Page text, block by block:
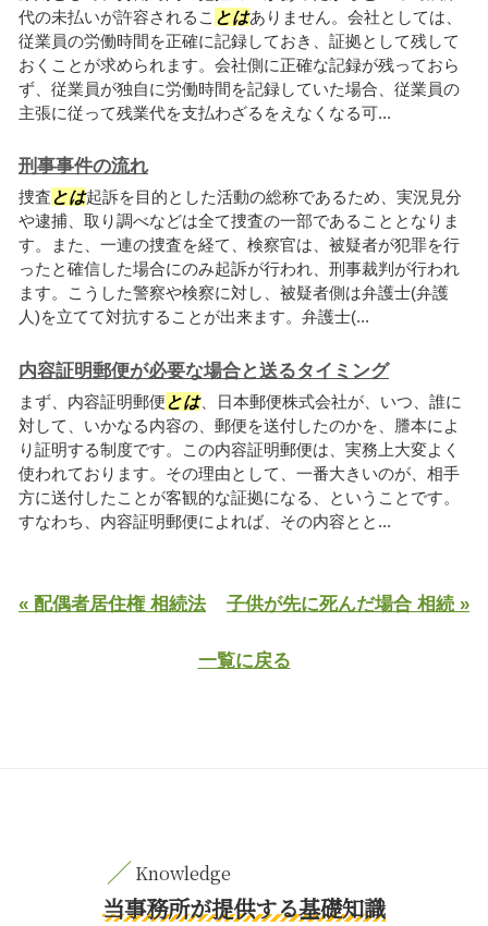
代の未払いが許容されるこ とはありません。会社としては、
従業員の労働時間を正確に記録しておき、証拠として残して
おくことが求められます。会社側に正確な記録が残っておら
ず、従業員が独自に労働時間を記録していた場合、従業員の
主張に従って残業代を支払わざるをえなくなる可...
刑事事件の流れ
捜査 とは起訴を目的とした活動の総称であるため、実況見分
や逮捕、取り調べなどは全て捜査の一部であることとなりま
す。また、一連の捜査を経て、検察官は、被疑者が犯罪を行
ったと確信した場合にのみ起訴が行われ、刑事裁判が行われ
ます。こうした警察や検察に対し、被疑者側は弁護士(弁護
人)を立てて対抗することが出来ます。弁護士(...
内容証明郵便が必要な場合と送るタイミング
まず、内容証明郵便 とは、日本郵便株式会社が、いつ、誰に
対して、いかなる内容の、郵便を送付したのかを、謄本によ
り証明する制度です。この内容証明郵便は、実務上大変よく
使われております。その理由として、一番大きいのが、相手
方に送付したことが客観的な証拠になる、ということです。
すなわち、内容証明郵便によれば、その内容とと...
« 配偶者居住権 相続法 子供が先に死んだ場合 相続 »
一覧に戻る
当事務所が提供する基礎知識